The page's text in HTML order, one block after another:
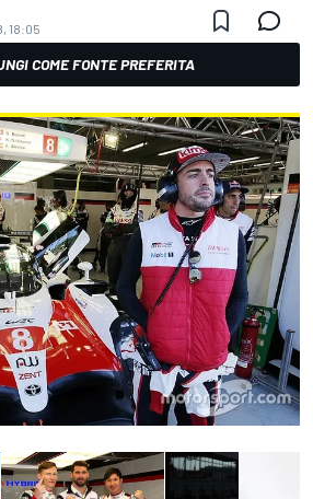
18:05
COME FONTE PREFERITA